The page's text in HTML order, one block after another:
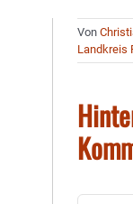
Von
Landkreis